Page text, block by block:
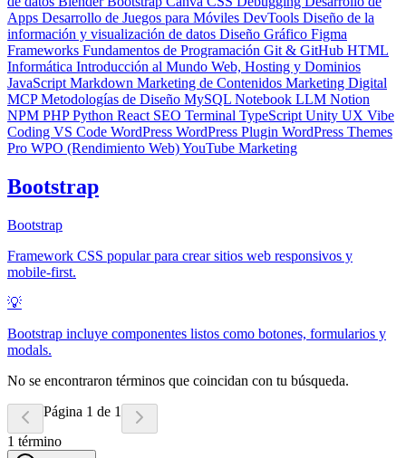
Apps Desarrollo de Juegos para Móviles DevTools Diseño de la
información y visualización de datos Diseño Gráfico Figma
Frameworks Fundamentos de Programación Git & GitHub HTML
Informática Introducción al Mundo Web, Hosting y Dominios
JavaScript Markdown Marketing de Contenidos Marketing Digital
MCPMetodologías de Diseño MySQL Notebook LLM Notion
NPM PHPPython React SEO Terminal TypeScript Unity UX Vibe
Coding VS Code WordPress WordPress Plugin WordPress Themes
Pro WPO (Rendimiento Web)YouTube Marketing
Bootstrap
Bootstrap
Framework CSS popular para crear sitios web responsivos y
mobile-first.
💡
Bootstrap incluye componentes listos como botones, formularios y
modals.
No se encontraron términos que coincidan con tu búsqueda.
Página 1 de 1
1 término